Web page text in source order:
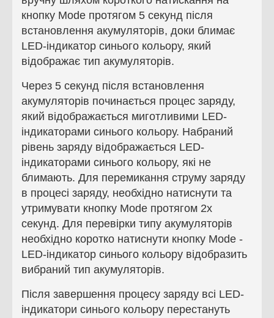
кнопку Mode протягом 5 секунд після
встановлення акумуляторів, доки блимає
LED-індикатор синього кольору, який
відображає тип акумуляторів.
Через 5 секунд після встановлення
акумуляторів починається процес заряду,
який відображається миготливими LED-
індикаторами синього кольору. Набраний
рівень заряду відображається LED-
індикаторами синього кольору, які не
блимають. Для перемикання струму заряду
в процесі заряду, необхідно натиснути та
утримувати кнопку Mode протягом 2х
секунд. Для перевірки типу акумуляторів
необхідно коротко натиснути кнопку Mode -
LED-індикатор синього кольору відобразить
вибраний тип акумуляторів.
Після завершення процесу заряду всі LED-
індикатори синього кольору перестануть